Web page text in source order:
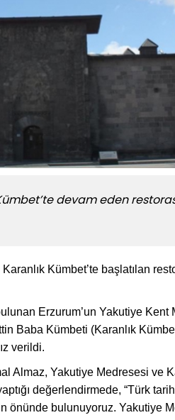
devam eden
Kümbet’te başlatılan
Erzurum’un Yakutiye Kent
Baba Kümbeti (Karanlık
verildi.
Almaz, Yakutiye Medresesi ve
değerlendirmede, “Türk
önünde bulunuyoruz. Yakutiye